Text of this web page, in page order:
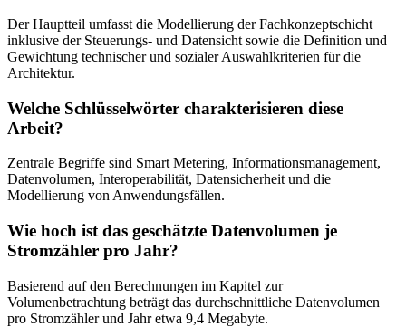
Der Hauptteil umfasst die Modellierung der Fachkonzeptschicht
inklusive der Steuerungs- und Datensicht sowie die Definition und
Gewichtung technischer und sozialer Auswahlkriterien für die
Architektur.
Welche Schlüsselwörter charakterisieren diese
Arbeit?
Zentrale Begriffe sind Smart Metering, Informationsmanagement,
Datenvolumen, Interoperabilität, Datensicherheit und die
Modellierung von Anwendungsfällen.
Wie hoch ist das geschätzte Datenvolumen je
Stromzähler pro Jahr?
Basierend auf den Berechnungen im Kapitel zur
Volumenbetrachtung beträgt das durchschnittliche Datenvolumen
pro Stromzähler und Jahr etwa 9,4 Megabyte.